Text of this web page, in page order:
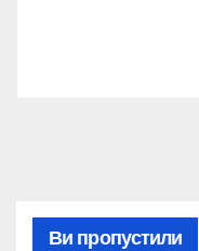
Ви пропустили